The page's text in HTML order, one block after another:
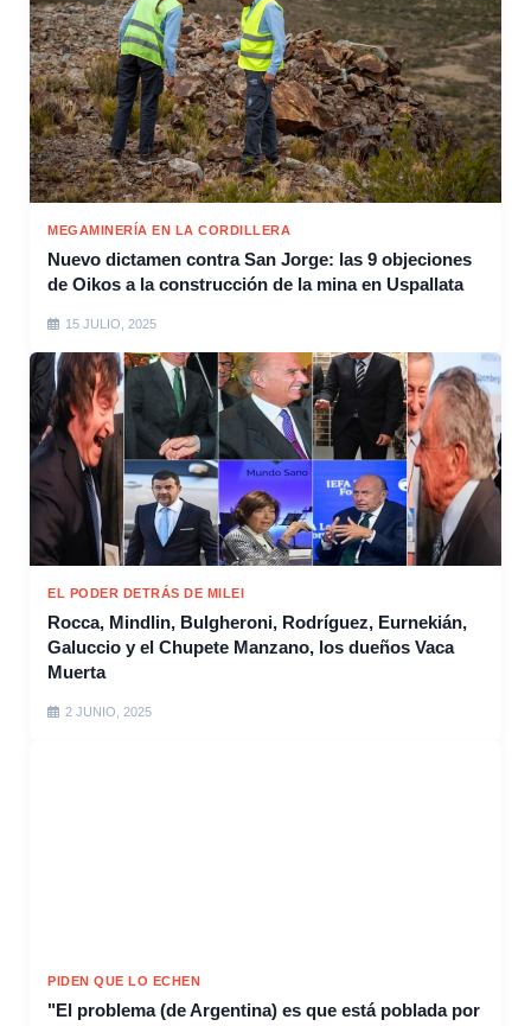
MEGAMINERÍA EN LA CORDILLERA
Nuevo dictamen contra San Jorge: las 9 objeciones
de Oikos a la construcción de la mina en Uspallata
15 JULIO, 2025
EL PODER DETRÁS DE MILEI
Rocca, Mindlin, Bulgheroni, Rodríguez, Eurnekián,
Galuccio y el Chupete Manzano, los dueños Vaca
Muerta
2 JUNIO, 2025
PIDEN QUE LO ECHEN
"El problema (de Argentina) es que está poblada por